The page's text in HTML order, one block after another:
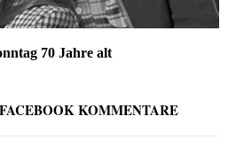
70 Jahre alt
FACEBOOK KOMMENTARE